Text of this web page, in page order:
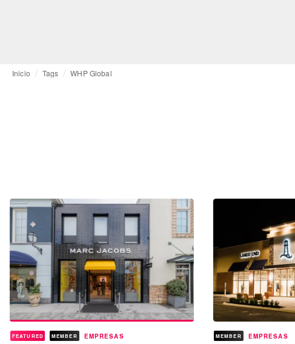
Inicio Tags WHP Global
FEATURED MEMBER EMPRESAS MEMBER EMPRESAS